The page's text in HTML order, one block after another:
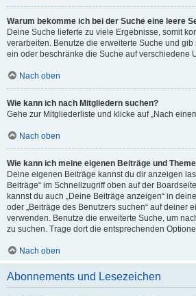
Warum bekomme ich bei der Suche eine leere
Deine Suche lieferte zu viele Ergebnisse, somit
verarbeiten. Benutze die erweiterte Suche und
ein oder beschränke die Suche auf verschiedene
Nach oben
Wie kann ich nach Mitgliedern suchen?
Gehe zur Mitgliederliste und klicke auf „Nach
Nach oben
Wie kann ich meine eigenen Beiträge und
Deine eigenen Beiträge kannst du dir anzeigen
Beiträge“ im Schnellzugriff oben auf der
kannst du auch „Deine Beiträge anzeigen“ in
oder „Beiträge des Benutzers suchen“ auf deiner
verwenden. Benutze die erweiterte Suche, um
zu suchen. Trage dort die entsprechenden
Nach oben
Abonnements und Lesezeichen